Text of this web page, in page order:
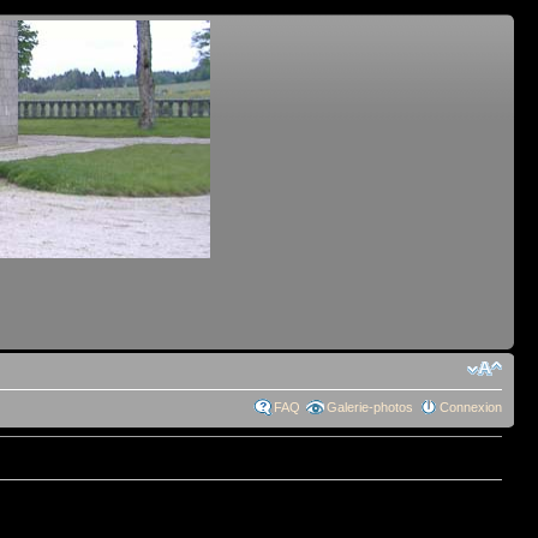
FAQ Galerie-photos Connexion